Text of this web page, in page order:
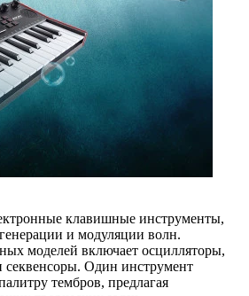
клавишные инструменты,
и модуляции волн.
моделей включает осцилляторы,
секвенсоры. Один инструмент
тембров, предлагая